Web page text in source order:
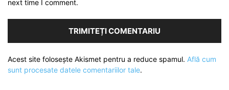
next time I comment.
Acest site folosește Akismet pentru a reduce spamul. Află cum
sunt procesate datele comentariilor tale.